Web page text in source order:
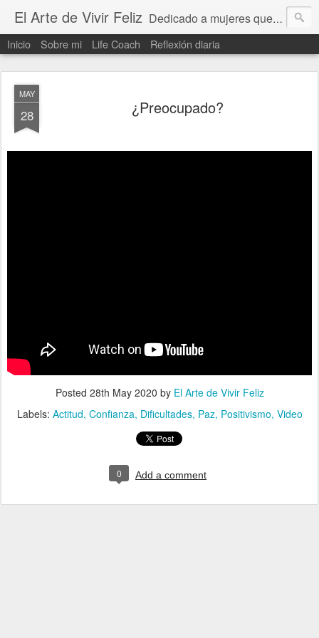
El Arte de Vivir Feliz Dedicado a mujeres que quieren vivir una vida feliz y equilibrada. Aprender a superar obstaculos, a tener una actitud positiva, encontrar un proposito y objetivos claros en la vida. Para los que necesitan motivación. Y sobre life coach.
Inicio Sobre mi Life Coach Reflexión diaria
MAY
28 ¿Preocupado?
Posted 28th May 2020 by El Arte de Vivir Feliz
Labels: Actitud Confianza Dificultades Paz Positivismo Video
0 Add a comment